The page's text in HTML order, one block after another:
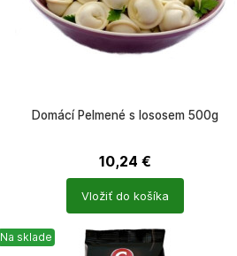
Domácí Pelmené s lososem 500g
10,24 €
Vložiť do košíka
Na sklade